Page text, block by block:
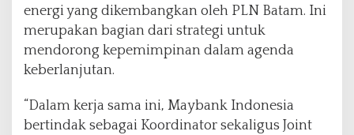
energi yang dikembangkan oleh PLN Batam. Ini
merupakan bagian dari strategi untuk
mendorong kepemimpinan dalam agenda
keberlanjutan.
“Dalam kerja sama ini, Maybank Indonesia
bertindak sebagai Koordinator sekaligus Joint